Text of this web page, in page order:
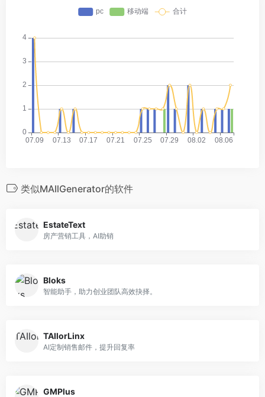
类似MAIlGenerator的软件
EstateText
房产营销工具，AI助销
Bloks
智能助手，助力创业团队高效抉择。
TAIlorLinx
AI定制销售邮件，提升回复率
GMPlus